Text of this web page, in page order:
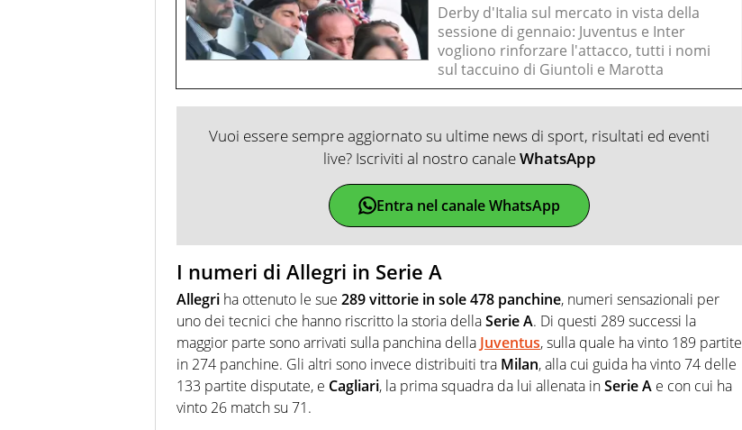
Derby d'Italia sul mercato in vista della
sessione di gennaio: Juventus e Inter
vogliono rinforzare l'attacco, tutti i nomi
sul taccuino di Giuntoli e Marotta
Vuoi essere sempre aggiornato su ultime news di sport, risultati ed eventi
live? Iscriviti al nostro canaleWhatsApp
Entra nel canale WhatsApp
I numeri di Allegri in Serie A
Allegri ha ottenuto le sue 289 vittorie in sole 478 panchine, numeri sensazionali per
uno dei tecnici che hanno riscritto la storia dellaSerie A. Di questi 289 successi la
maggior parte sono arrivati sulla panchina della Juventus, sulla quale ha vinto 189 partite
in 274 panchine. Gli altri sono invece distribuiti tra Milan, alla cui guida ha vinto 74 delle
133 partite disputate, e Cagliari, la prima squadra da lui allenata inSerie A e con cui ha
vinto 26 match su 71.